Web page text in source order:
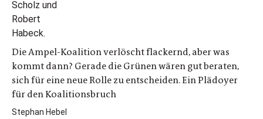
Die Ampel-Koalition verlöscht flackernd, aber was
kommt dann? Gerade die Grünen wären gut beraten,
sich für eine neue Rolle zu entscheiden. Ein Plädoyer
für den Koalitionsbruch
Stephan Hebel